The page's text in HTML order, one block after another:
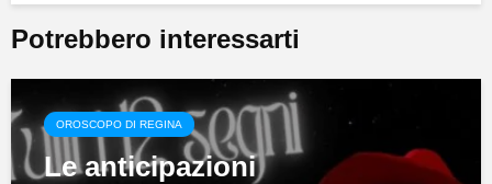
Potrebbero interessarti
OROSCOPO DI REGINA
Le anticipazioni